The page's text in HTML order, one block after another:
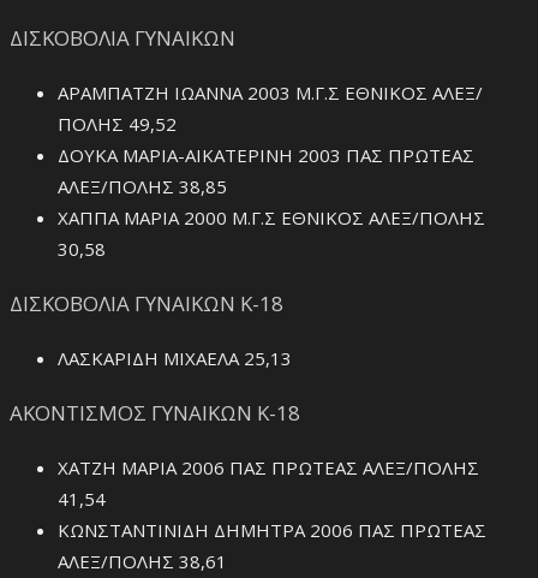
ΔΙΣΚΟΒΟΛΙΑ ΓΥΝΑΙΚΩΝ
ΑΡΑΜΠΑΤΖΗ ΙΩΑΝΝΑ 2003 Μ.Γ.Σ ΕΘΝΙΚΟΣ ΑΛΕΞ/
ΠΟΛΗΣ 49,52
ΔΟΥΚΑ ΜΑΡΙΑ-ΑΙΚΑΤΕΡΙΝΗ 2003 ΠΑΣ ΠΡΩΤΕΑΣ
ΑΛΕΞ/ΠΟΛΗΣ 38,85
ΧΑΠΠΑ ΜΑΡΙΑ 2000 Μ.Γ.Σ ΕΘΝΙΚΟΣ ΑΛΕΞ/ΠΟΛΗΣ
30,58
ΔΙΣΚΟΒΟΛΙΑ ΓΥΝΑΙΚΩΝ Κ-18
ΛΑΣΚΑΡΙΔΗ ΜΙΧΑΕΛΑ 25,13
ΑΚΟΝΤΙΣΜΟΣ ΓΥΝΑΙΚΩΝ Κ-18
ΧΑΤΖΗ ΜΑΡΙΑ 2006 ΠΑΣ ΠΡΩΤΕΑΣ ΑΛΕΞ/ΠΟΛΗΣ
41,54
ΚΩΝΣΤΑΝΤΙΝΙΔΗ ΔΗΜΗΤΡΑ 2006 ΠΑΣ ΠΡΩΤΕΑΣ
ΑΛΕΞ/ΠΟΛΗΣ 38,61